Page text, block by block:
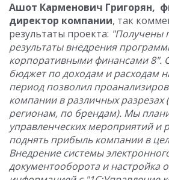
Ашот Карменович Григорян,
директор компании, так
результаты проекта: "Получены
результаты внедрения
корпоративными финансами 8".
бюджет по доходам и расходам
период позволил
компании в различных
регионам, по брендам). Мы
управленческих мероприятий и
поднять прибыль компании в
Внедрение системы
документооборота и настройка